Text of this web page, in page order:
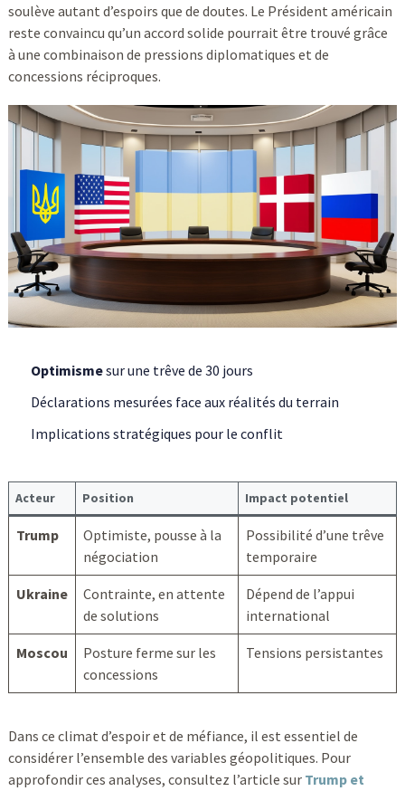
soulève autant d’espoirs que de doutes. Le Président américain
reste convaincu qu’un accord solide pourrait être trouvé grâce
à une combinaison de pressions diplomatiques et de
concessions réciproques.
Optimismesur une trêve de 30 jours
Déclarations mesurées face aux réalités du terrain
Implications stratégiques pour le conflit
Acteur Position Impact potentiel
Trump
Optimiste, pousse à la
négociation
Possibilité d’une trêve
temporaire
Ukraine
Contrainte, en attente
de solutions
Dépend de l’appui
international
Moscou
Posture ferme sur les
concessions
Tensions persistantes
Dans ce climat d’espoir et de méfiance, il est essentiel de
considérer l’ensemble des variables géopolitiques. Pour
approfondir ces analyses, consultez l’article sur Trump et